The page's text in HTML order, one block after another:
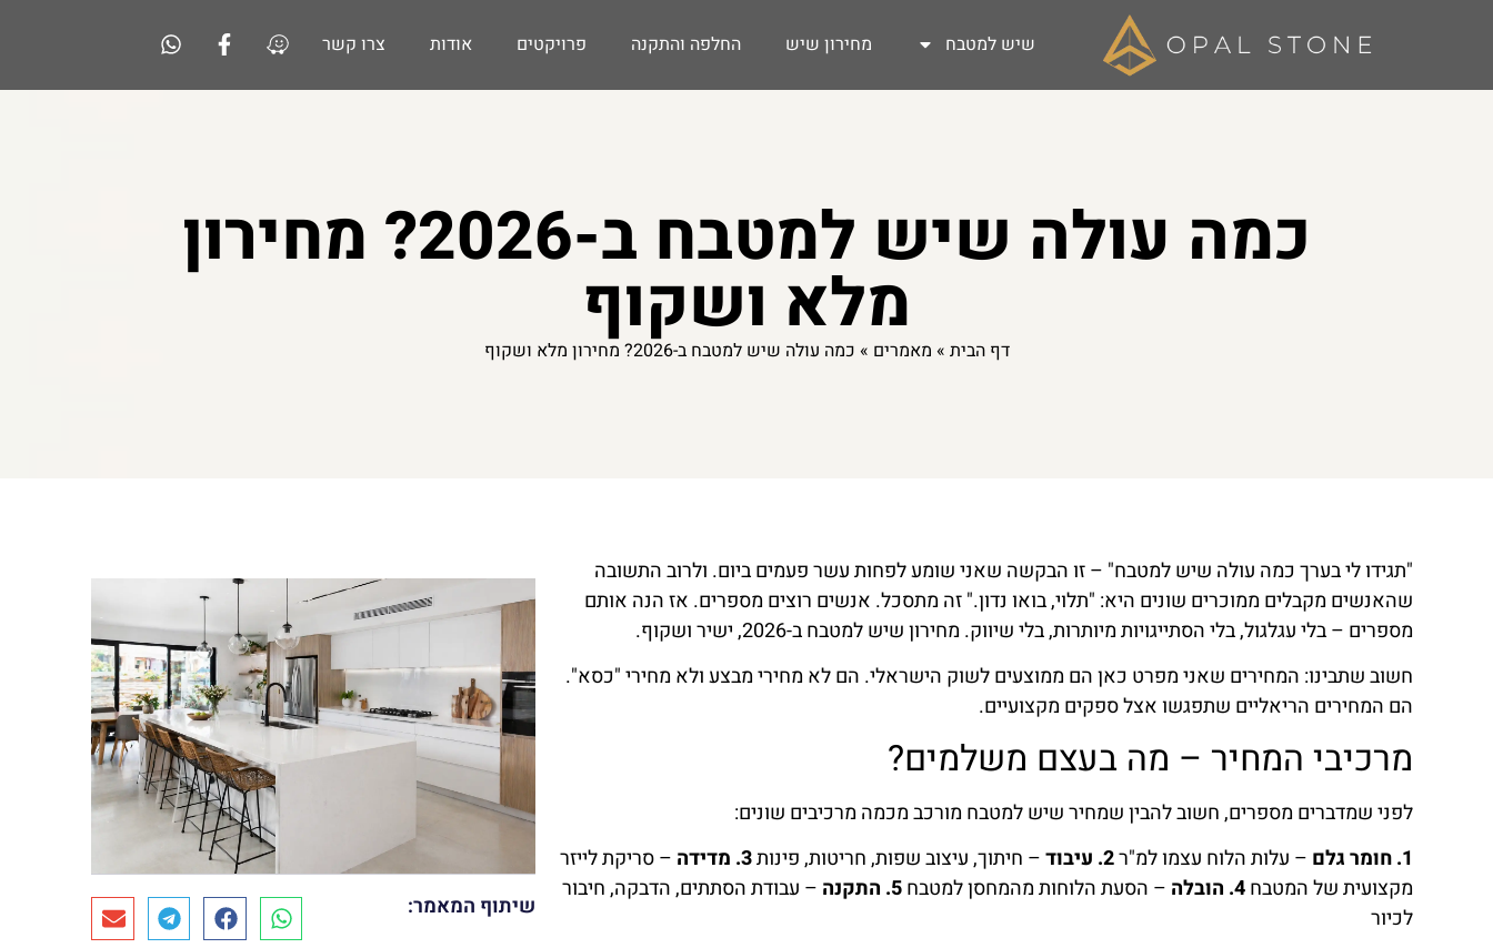
שיש למטבח מחירון שיש החלפה והתקנה פרויקטים אודות צרו קשר
כמה עולה שיש למטבח ב-2026? מחירון
מלא ושקוף דף הבית » מאמרים » כמה עולה שיש למטבח ב-2026? מחירון מלא ושקוף
"תגידו לי בערך כמה עולה שיש למטבח" – זו הבקשה שאני שומע לפחות עשר פעמים ביום. ולרוב התשובה
שהאנשים מקבלים ממוכרים שונים היא: "תלוי, בואו נדון." זה מתסכל. אנשים רוצים מספרים. אז הנה אותם
מספרים – בלי עגלגול, בלי הסתייגויות מיותרות, בלי שיווק. מחירון שיש למטבח ב-2026, ישיר ושקוף.
חשוב שתבינו: המחירים שאני מפרט כאן הם ממוצעים לשוק הישראלי. הם לא מחירי מבצע ולא מחירי "כסא".
הם המחירים הריאליים שתפגשו אצל ספקים מקצועיים.
מרכיבי המחיר – מה בעצם משלמים?
לפני שמדברים מספרים, חשוב להבין שמחיר שיש למטבח מורכב מכמה מרכיבים שונים:
1. חומר גלם
– עלות הלוח עצמו למ"ר2. עיבוד – חיתוך, עיצוב שפות, חריטות, פינות3. מדידה
– סריקת לייזר
מקצועית של המטבח4. הובלה – הסעת הלוחות מהמחסן למטבח5. התקנה
– עבודת הסתתים, הדבקה, חיבור
לכיור
שיתוף המאמר: